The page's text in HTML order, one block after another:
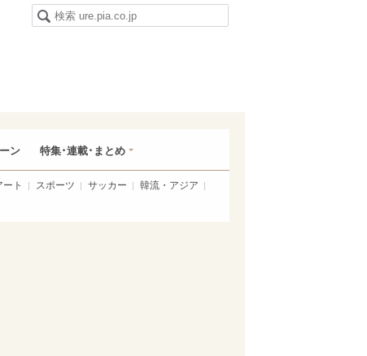
ン 特集･連載･まとめ
ート スポーツ サッカー
韓流・アジア